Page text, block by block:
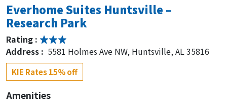
Everhome Suites Huntsville –
Research Park
Rating :
Address : 5581 Holmes Ave NW, Huntsville, AL 35816
KIE Rates 15% off
Amenities